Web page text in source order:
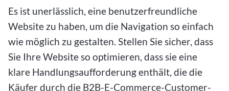
Es ist unerlässlich, eine benutzerfreundliche
Website zu haben, um die Navigation so einfach
wie möglich zu gestalten. Stellen Sie sicher, dass
Sie Ihre Website so optimieren, dass sie eine
klare Handlungsaufforderung enthält, die die
Käufer durch die B2B-E-Commerce-Customer-